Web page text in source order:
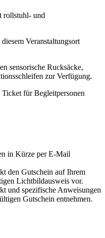
rollstuhl- und
Veranstaltungsort
sensorische Rucksäcke,
zur Verfügung.
für Begleitpersonen
in Kürze per E-Mail
den Gutschein auf Ihrem
Lichtbildausweis vor.
und spezifische Anweisungen
Gutschein entnehmen.